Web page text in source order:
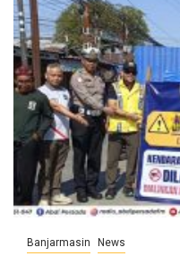
Banjarmasin News